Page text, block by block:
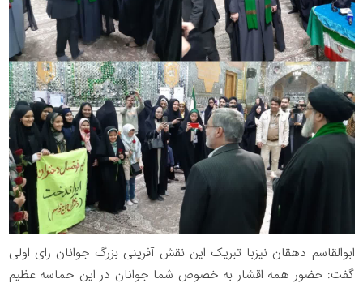
ابوالقاسم دهقان نیزبا تبریک این نقش آفرینی بزرگ جوانان رای اولی
گفت: حضور همه اقشار به خصوص شما جوانان در این حماسه عظیم